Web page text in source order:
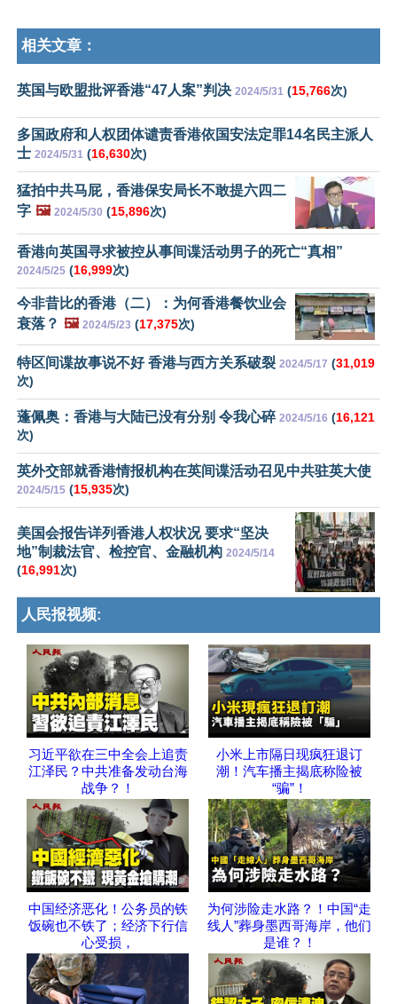
相关文章：
英国与欧盟批评香港“47人案”判决 2024/5/31 (15,766次)
多国政府和人权团体谴责香港依国安法定罪14名民主派人
士 2024/5/31 (16,630次)
猛拍中共马屁，香港保安局长不敢提六四二
字 🖼️ 2024/5/30 (15,896次)
香港向英国寻求被控从事间谍活动男子的死亡“真相”
2024/5/25 (16,999次)
今非昔比的香港（二）：为何香港餐饮业会
衰落？ 🖼️ 2024/5/23 (17,375次)
特区间谍故事说不好 香港与西方关系破裂 2024/5/17 (31,019
次)
蓬佩奥：香港与大陆已没有分别 令我心碎 2024/5/16 (16,121
次)
英外交部就香港情报机构在英间谍活动召见中共驻英大使
2024/5/15 (15,935次)
美国会报告详列香港人权状况 要求“坚决
地”制裁法官、检控官、金融机构 2024/5/14
(16,991次)
人民报视频:
习近平欲在三中全会上追责
江泽民？中共准备发动台海
战争？！
小米上市隔日现疯狂退订
潮！汽车播主揭底称险被
“骗”！
中国经济恶化！公务员的铁
饭碗也不铁了；经济下行信
心受损，
为何涉险走水路？！中国“走
线人”葬身墨西哥海岸，他们
是谁？！